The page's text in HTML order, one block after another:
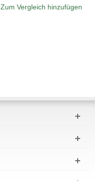
Zum Vergleich hinzufügen